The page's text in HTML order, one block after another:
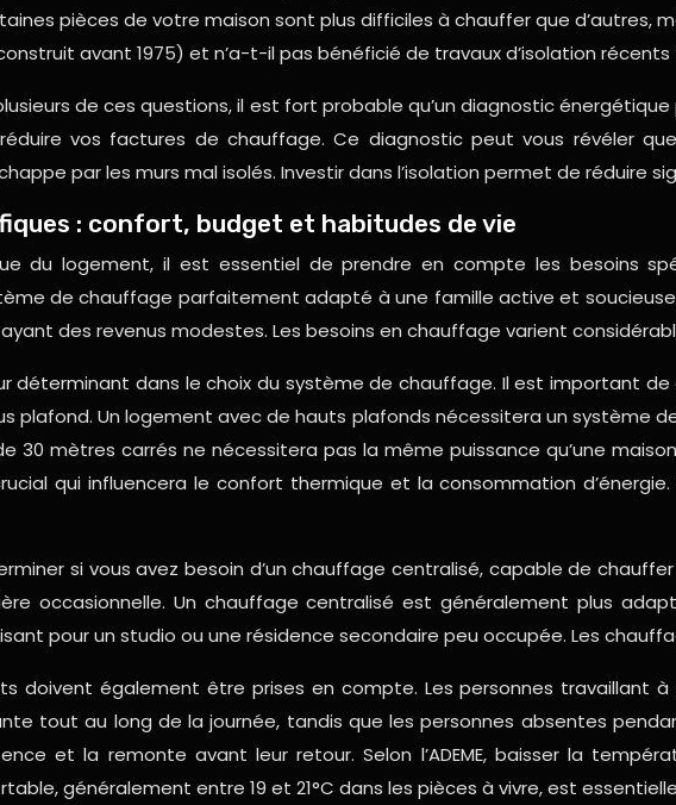
pièces de votre maison sont plus difficiles à chauffer que d’autres,
avant 1975) et n’a-t-il pas bénéficié de travaux d’isolation récents
de ces questions, il est fort probable qu’un diagnostic
vos factures de chauffage. Ce diagnostic peut vous révéler
par les murs mal isolés. Investir dans l’isolation permet de réduire
: confort, budget et habitudes de vie
du logement, il est essentiel de prendre en compte les besoins
de chauffage parfaitement adapté à une famille active et
des revenus modestes. Les besoins en chauffage varient
déterminant dans le choix du système de chauffage. Il est important
plafond. Un logement avec de hauts plafonds nécessitera un système
30 mètres carrés ne nécessitera pas la même puissance qu’une
qui influencera le confort thermique et la consommation d’énergie.
si vous avez besoin d’un chauffage centralisé, capable de
occasionnelle. Un chauffage centralisé est généralement plus
pour un studio ou une résidence secondaire peu occupée. Les
doivent également être prises en compte. Les personnes travaillant
tout au long de la journée, tandis que les personnes absentes
et la remonte avant leur retour. Selon l’ADEME, baisser la
généralement entre 19 et 21°C dans les pièces à vivre, est